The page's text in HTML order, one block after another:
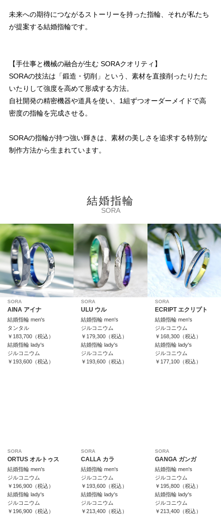
未来への期待につながるストーリーを持った指輪、それが私たち
が提案する結婚指輪です。
【手仕事と機械の融合が生む SORAクオリティ】
SORAの技法は「鍛造・切削」という、素材を直接削ったりたた
いたりして強度を高めて形成する方法。
自社開発の精密機器や道具を使い、1組ずつオーダーメイドで高
密度の指輪を完成させる。
SORAの指輪が持つ強い輝きは、素材の美しさを追求する特別な
制作方法から生まれています。
結婚指輪
SORA
SORA
AINA アイナ
結婚指輪 men's
タンタル
￥183,700（税込）
結婚指輪 lady's
ジルコニウム
￥193,600（税込）
SORA
ULU ウル
結婚指輪 men's
ジルコニウム
￥179,300（税込）
結婚指輪 lady's
ジルコニウム
￥193,600（税込）
SORA
ECRIPT エクリプト
結婚指輪 men's
ジルコニウム
￥168,300（税込）
結婚指輪 lady's
ジルコニウム
￥177,100（税込）
SORA
ORTUS オルトゥス
結婚指輪 men's
ジルコニウム
￥196,900（税込）
結婚指輪 lady's
ジルコニウム
￥196,900（税込）
SORA
CALLA カラ
結婚指輪 men's
ジルコニウム
￥193,600（税込）
結婚指輪 lady's
ジルコニウム
￥213,400（税込）
SORA
GANGA ガンガ
結婚指輪 men's
ジルコニウム
￥195,800（税込）
結婚指輪 lady's
ジルコニウム
￥213,400（税込）